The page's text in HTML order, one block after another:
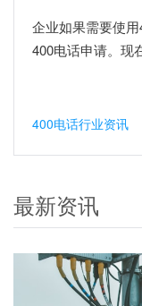
企业如果需要使
400电话申请。现
400电话行业资讯
最新资讯